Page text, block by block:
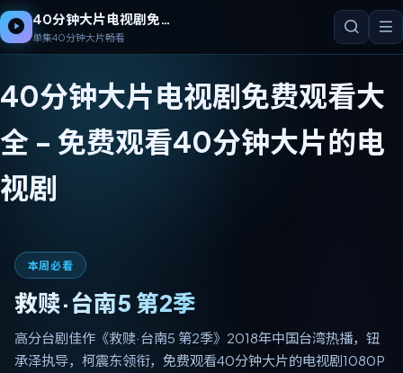
40分钟大片电视剧免费观看大全
单集40分钟大片畅看
40分钟大片电视剧免费观看大
全 - 免费观看40分钟大片的电
视剧
本周必看
救赎·台南5 第2季
高分台剧佳作《救赎·台南5 第2季》2018年中国台湾热播，钮
承泽执导，柯震东领衔，免费观看40分钟大片的电视剧1080P